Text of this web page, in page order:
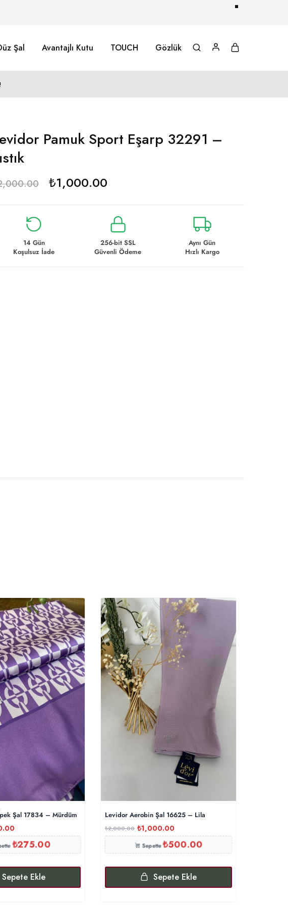
Şal Avantajlı Kutu TOUCH Gözlük
Pamuk Sport Eşarp 32291 –
₺1,000.00
14 Gün
Koşulsuz İade
256-bit SSL
Güvenli Ödeme
Aynı Gün
Hızlı Kargo
Şal 17834 – Mürdüm
₺275.00
Sepete Ekle
Levidor Aerobin Şal 16625 – Lila
₺2,000.00 ₺1,000.00
Sepette₺500.00
Sepete Ekle